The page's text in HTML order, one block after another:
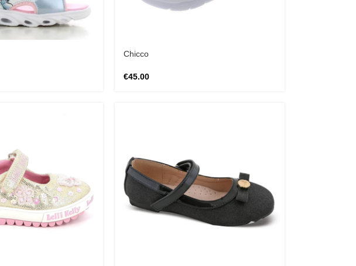
Chicco
€45.00